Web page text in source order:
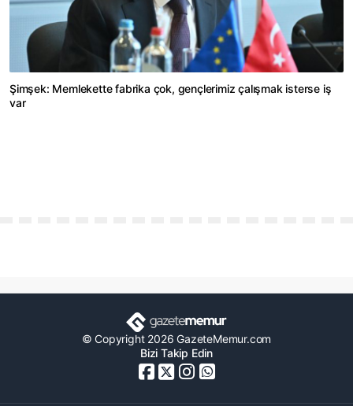
Şimşek: Memlekette fabrika çok, gençlerimiz çalışmak isterse iş
var
© Copyright 2026 GazeteMemur.com
Bizi Takip Edin